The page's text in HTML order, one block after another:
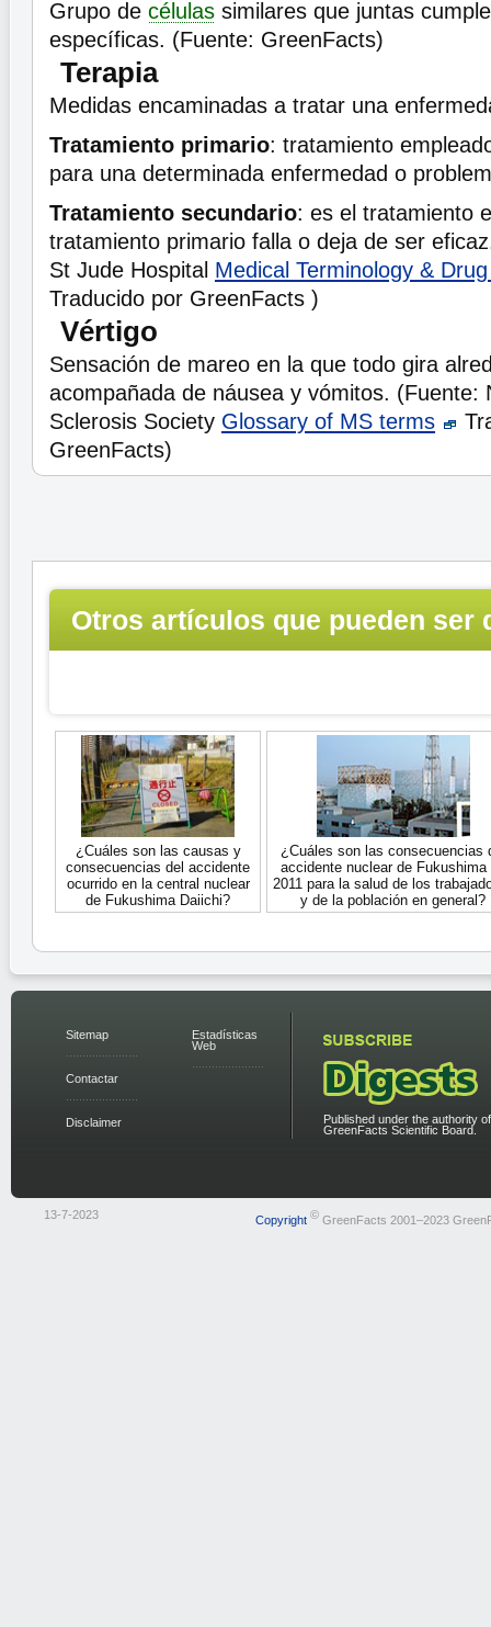
Grupo de células similares que juntas
específicas. (Fuente: GreenFacts)
Terapia
Medidas encaminadas a tratar una
Tratamiento primario: tratamiento
para una determinada enfermedad o
Tratamiento secundario: es el tratamiento
tratamiento primario falla o deja de ser
St Jude Hospital Medical Terminology &
Traducido por GreenFacts )
Vértigo
Sensación de mareo en la que todo gira
acompañada de náusea y vómitos. (Fuente:
Sclerosis Society Glossary of MS terms
GreenFacts)
Otros artículos que pueden ser
¿Cuáles son las causas y
consecuencias del accidente
ocurrido en la central nuclear
de Fukushima Daiichi?
¿Cuáles son las consecuencias
accidente nuclear de Fukushima
2011 para la salud de los
y de la población en general?
Sitemap
Contactar
Disclaimer
Estadísticas
Web
Published under the authority
GreenFacts Scientific Board.
13-7-2023 Copyright ©GreenFacts 2001–2023